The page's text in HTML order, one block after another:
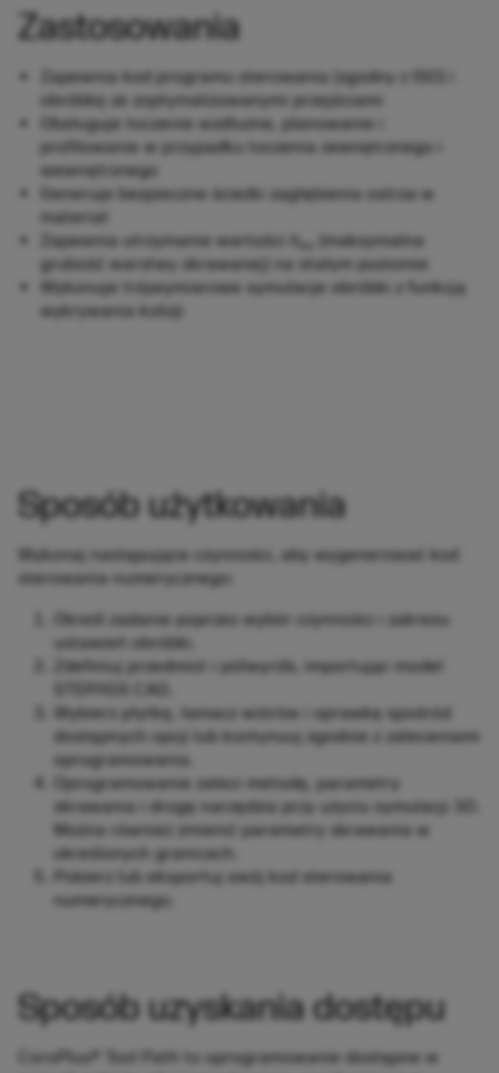
Zastosowania
Zapewnia kod programu sterowania (zgodny z ISO) i
obróbkę ze zoptymalizowanymi przejściami
Obsługuje toczenie wzdłużne, planowanie i
profilowanie w przypadku toczenia zewnętrznego i
wewnętrznego
Generuje bezpieczne ścieżki zagłębienia ostrza w
materiał
Zapewnia utrzymanie wartości
(maksymalna
grubość warstwy skrawanej) na stałym poziomie
Wykonuje trójwymiarowe symulacje obróbki z funkcją
wykrywania kolizji
Sposób użytkowania
Wykonaj następujące czynności, aby wygenerować kod
sterowania numerycznego:
Określ zadanie poprzez wybór czynności i zakresu
ustawień obróbki.
Zdefiniuj przedmiot i półwyrób, importując model
STEP/IGS CAD.
Wybierz płytkę, łamacz wiórów i oprawkę spośród
dostępnych opcji lub kontynuuj zgodnie z zaleceniami
oprogramowania.
Oprogramowanie zaleci metodę, parametry
skrawania i drogę narzędzia przy użyciu symulacji 3D.
Można również zmienić parametry skrawania w
określonych granicach.
Pobierz lub eksportuj swój kod sterowania
numerycznego.
Sposób uzyskania dostępu
CoroPlus® Tool Path to oprogramowanie dostępne w